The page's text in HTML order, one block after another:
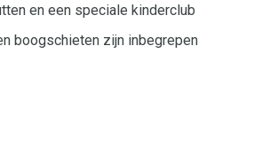
en een speciale kinderclub
boogschieten zijn inbegrepen